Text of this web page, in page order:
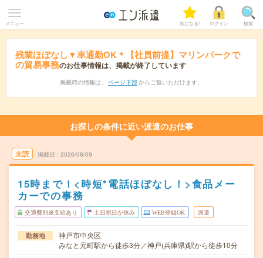
メニュー 気になる! ログイン 検索
残業ほぼなし▼車通勤OK＊【社員前提】マリンパークで
の貿易事務のお仕事情報は、掲載が終了しています
掲載時の情報は、 ページ下部 からご覧いただけます。
お探しの条件に近い派遣のお仕事
未読 掲載日 2026/08/09
15時まで！<時短*電話ほぼなし！>食品メー
カーでの事務
交通費別途支給あり 土日祝日が休み WEB登録OK 派遣
勤務地
神戸市中央区
みなと元町駅から徒歩3分／神戸(兵庫県)駅から徒歩10分